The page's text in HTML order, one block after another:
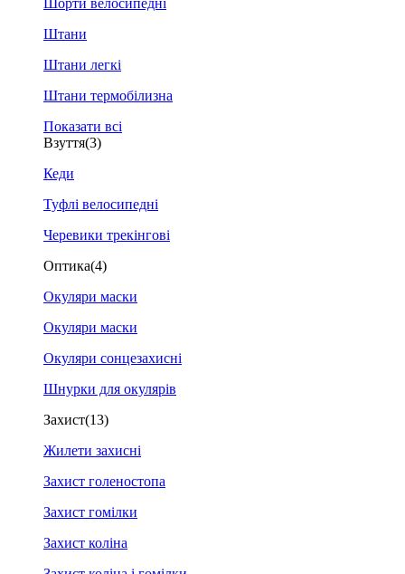
Шорти велосипедні
Штани
Штани легкі
Штани термобілизна
Показати всі
Взуття(3)
Кеди
Туфлі велосипедні
Черевики трекінгові
Оптика(4)
Окуляри маски
Окуляри маски
Окуляри сонцезахисні
Шнурки для окулярів
Захист(13)
Жилети захисні
Захист голеностопа
Захист гомілки
Захист коліна